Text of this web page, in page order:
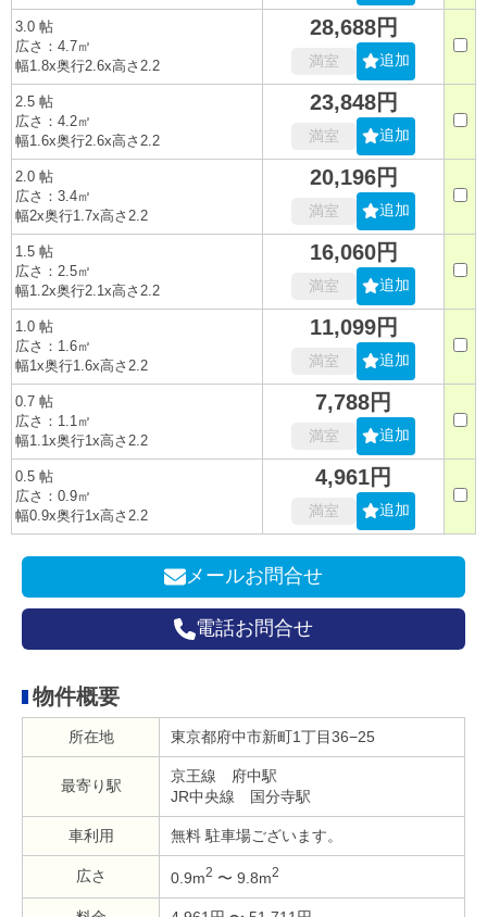
3.0 帖
広さ：4.7㎡
幅1.8x奥行2.6x高さ2.2
28,688円
満室 追加
2.5 帖
広さ：4.2㎡
幅1.6x奥行2.6x高さ2.2
23,848円
満室 追加
2.0 帖
広さ：3.4㎡
幅2x奥行1.7x高さ2.2
20,196円
満室 追加
1.5 帖
広さ：2.5㎡
幅1.2x奥行2.1x高さ2.2
16,060円
満室 追加
1.0 帖
広さ：1.6㎡
幅1x奥行1.6x高さ2.2
11,099円
満室 追加
0.7 帖
広さ：1.1㎡
幅1.1x奥行1x高さ2.2
7,788円
満室 追加
0.5 帖
広さ：0.9㎡
幅0.9x奥行1x高さ2.2
4,961円
満室 追加
メールお問合せ
電話お問合せ
物件概要
所在地 東京都府中市新町1丁目36−25
最寄り駅
京王線 府中駅
JR中央線 国分寺駅
車利用 無料 駐車場ございます。
広さ 0.9m2 〜 9.8m2